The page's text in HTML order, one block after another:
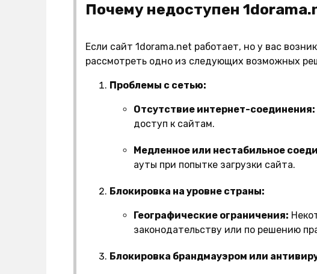
Почему недоступен
Если сайт 1dorama.net работает, но у вас
рассмотреть одно из следующих возможных
Проблемы с сетью:
Отсутствие интернет-соединения:
доступ к сайтам.
Медленное или нестабильное
ауты при попытке загрузки сайта.
Блокировка на уровне страны:
Географические ограничения:
законодательству или по решению
Блокировка брандмауэром или